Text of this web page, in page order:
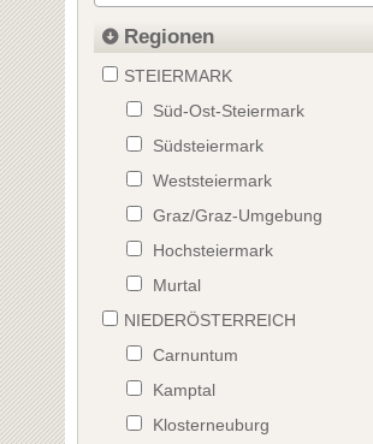
Regionen
STEIERMARK
Süd-Ost-Steiermark
Südsteiermark
Weststeiermark
Graz/Graz-Umgebung
Hochsteiermark
Murtal
NIEDERÖSTERREICH
Carnuntum
Kamptal
Klosterneuburg